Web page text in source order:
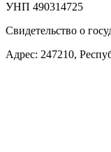
УНП 490314725
Свидетельство о
Адрес: 247210,